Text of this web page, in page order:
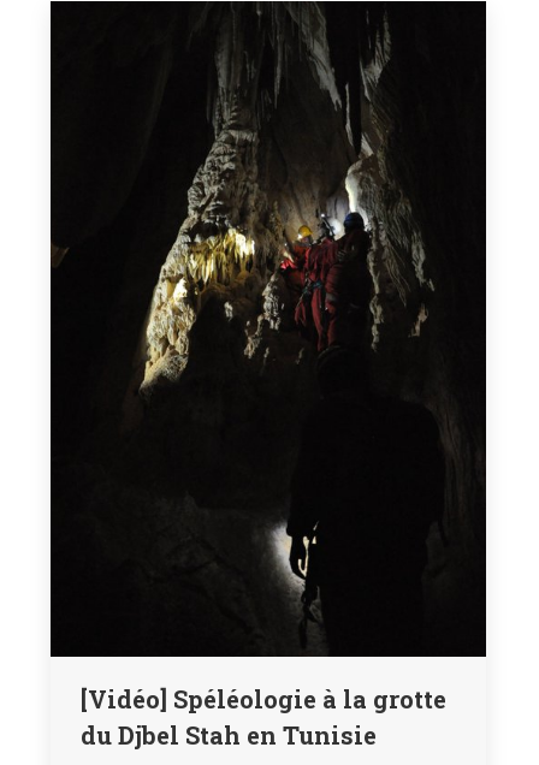
[Vidéo] Spéléologie à la grotte
du Djbel Stah en Tunisie